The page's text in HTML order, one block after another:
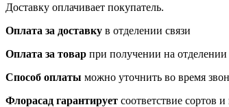
Доставку оплачивает покупатель.
Оплата за доставку в отделении связи
Оплата за товар при получении на
Способ оплаты можно уточнить во время
Флорасад гарантирует соответствие сортов